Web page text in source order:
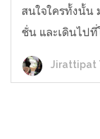
สนใจใครทั้งนั้น
ชั่น และเดินไป
Jirattipat